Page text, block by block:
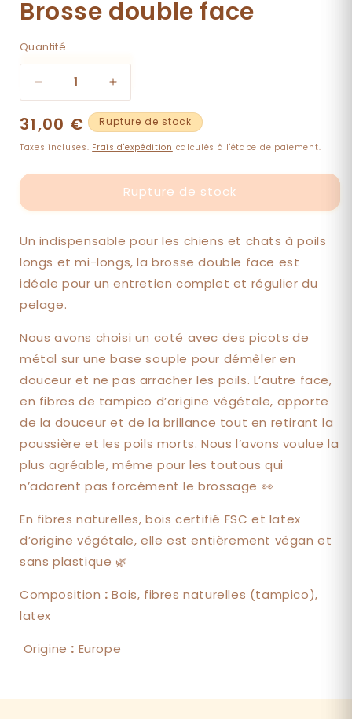
Brosse double face
Quantité
Quantité
Réduire
la
quantité
Brosse
double
Augmenter
la
quantité
Brosse
double
face
Prix
habituel
31,00 € Rupture de stock
Taxes incluses. Frais d'expédition calculés à l'étape de paiement.
Rupture de stock
Un indispensable pour les chiens et chats à poils
longs et mi-longs, la brosse double face est
idéale pour un entretien complet et régulier du
pelage.
Nous avons choisi un coté avec des picots de
métal sur une base souple pour démêler en
douceur et ne pas arracher les poils. L’autre face,
en fibres de tampico d’origine végétale, apporte
de la douceur et de la brillance tout en retirant la
poussière et les poils morts. Nous l’avons voulue la
plus agréable, même pour les toutous qui
n’adorent pas forcément le brossage 👀
En fibres naturelles, bois certifié FSC et latex
d’origine végétale, elle est entièrement végan et
sans plastique 🌿
Composition : Bois, fibres naturelles (tampico),
latex
Origine : Europe